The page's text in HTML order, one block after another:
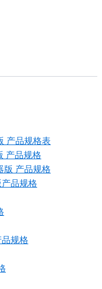
产品规格表
产品规格
版 产品规格
品规格
规格